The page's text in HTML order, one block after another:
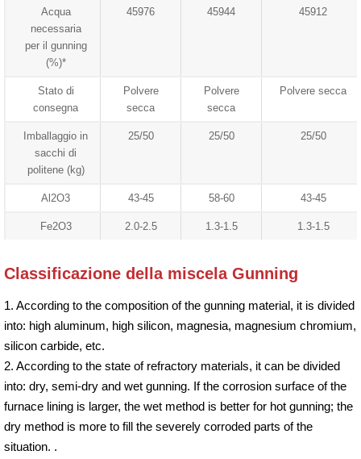
Acqua
necessaria
per il gunning
(%)*
45976 45944 45912
Stato di
consegna
Polvere
secca
Polvere
secca
Polvere secca
Imballaggio in
sacchi di
politene (kg)
25/50 25/50 25/50
Al2O3 43-45 58-60 43-45
Fe2O3 2.0-2.5 1.3-1.5 1.3-1.5
Classificazione della miscela Gunning
1. According to the composition of the gunning material, it is divided
into: high aluminum, high silicon, magnesia, magnesium chromium,
silicon carbide, etc.
2. According to the state of refractory materials, it can be divided
into: dry, semi-dry and wet gunning. If the corrosion surface of the
furnace lining is larger, the wet method is better for hot gunning; the
dry method is more to fill the severely corroded parts of the
situation. .